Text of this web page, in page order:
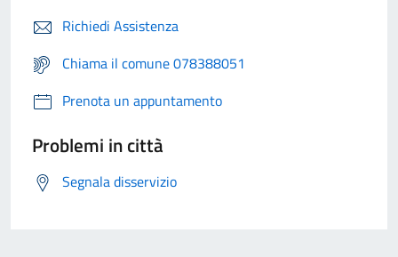
Richiedi Assistenza
Chiama il comune 078388051
Prenota un appuntamento
Problemi in città
Segnala disservizio